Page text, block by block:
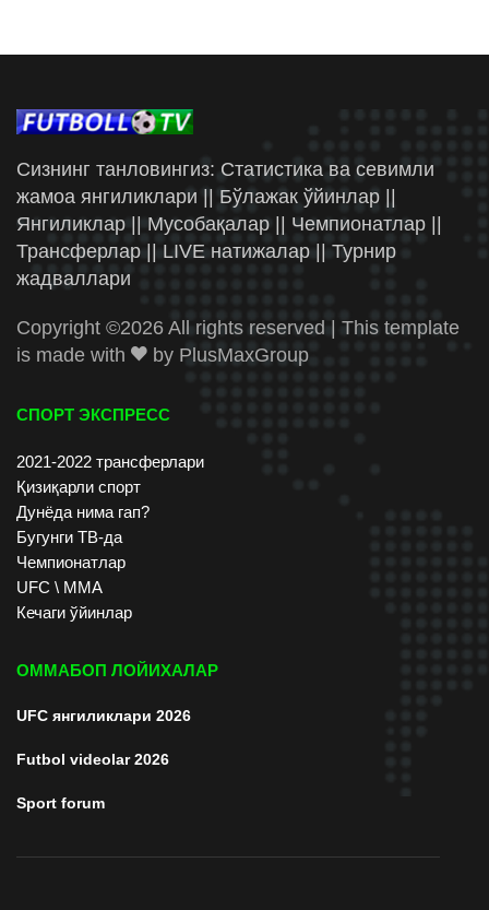
Сизнинг танловингиз: Статистика ва севимли
жамоа янгиликлари || Бўлажак ўйинлар ||
Янгиликлар || Мусобақалар || Чемпионатлар ||
Трансферлар || LIVE натижалар || Турнир
жадваллари
Copyright ©2026 All rights reserved | This template
is made with
by PlusMaxGroup
СПОРТ ЭКСПРЕСС
2021-2022 трансферлари
Қизиқарли спорт
Дунёда нима гап?
Бугунги ТВ-да
Чемпионатлар
UFC \ ММА
Кечаги ўйинлар
ОММАБОП ЛОЙИХАЛАР
UFC янгиликлари 2026
Futbol videolar 2026
Sport forum